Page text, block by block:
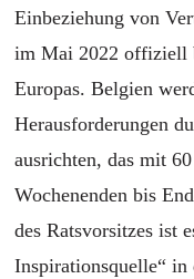
Einbeziehung von
im Mai 2022 offiziell
Europas. Belgien
Herausforderungen
ausrichten, das mit
Wochenenden bis
des Ratsvorsitzes ist
Inspirationsquelle“